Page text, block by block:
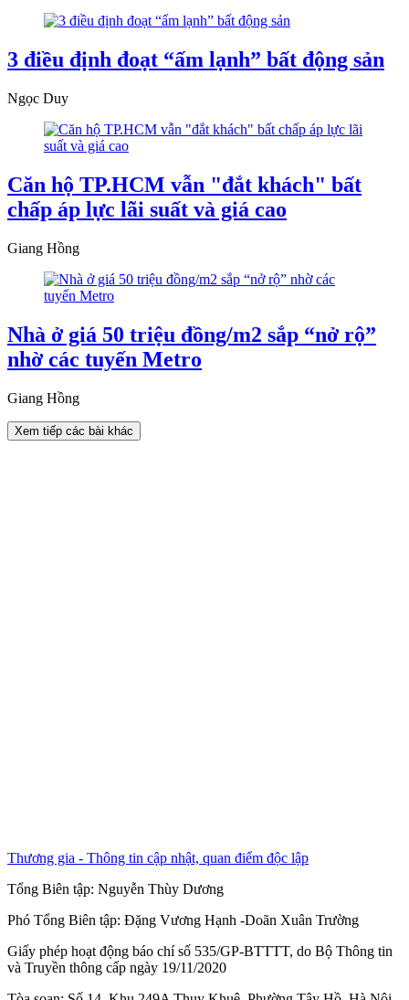
3 điều định đoạt “ấm lạnh” bất động sản
Ngọc Duy
Căn hộ TP.HCM vẫn "đắt khách" bất
chấp áp lực lãi suất và giá cao
Giang Hồng
Nhà ở giá 50 triệu đồng/m2 sắp “nở rộ”
nhờ các tuyến Metro
Giang Hồng
Xem tiếp các bài khác
Thương gia - Thông tin cập nhật, quan điểm độc lập
Tổng Biên tập: Nguyễn Thùy Dương
Phó Tổng Biên tập: Đặng Vương Hạnh -Doãn Xuân Trường
Giấy phép hoạt động báo chí số 535/GP-BTTTT, do Bộ Thông tin
và Truyền thông cấp ngày 19/11/2020